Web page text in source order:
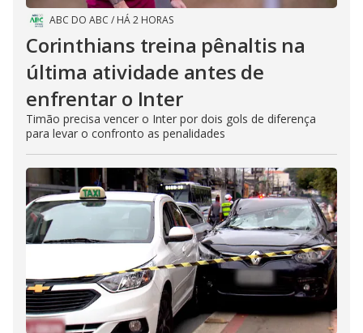
ABC DO ABC / HÁ 2 HORAS
Corinthians treina pênaltis na
última atividade antes de
enfrentar o Inter
Timão precisa vencer o Inter por dois gols de diferença
para levar o confronto as penalidades